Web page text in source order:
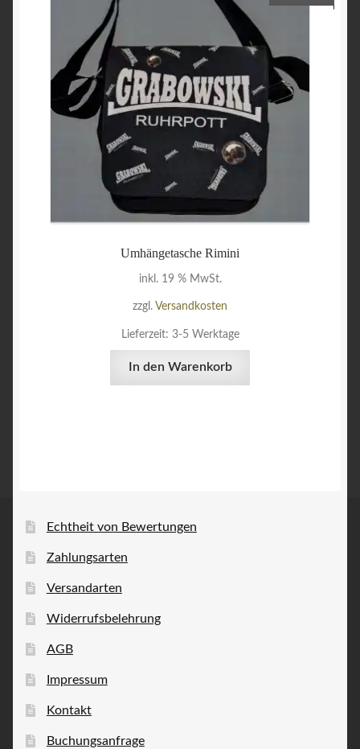
Optionen
können
auf
Produktseite
gewählt
werden
Umhängetasche Rimini
inkl. 19 % MwSt.
zzgl. Versandkosten
Lieferzeit: 3-5 Werktage
In den Warenkorb
Echtheit von Bewertungen
Zahlungsarten
Versandarten
Widerrufsbelehrung
AGB
Impressum
Kontakt
Buchungsanfrage